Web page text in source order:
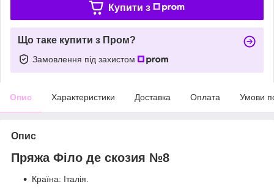
Купити з
Що таке купити з Пром?
Замовлення під захистом
Опис Характеристики Доставка Оплата Умови
Опис
Пряжа Філо де скозия №8
Країна: Італія.